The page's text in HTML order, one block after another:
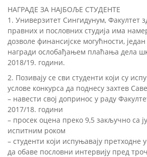
НАГРАДЕ ЗА НАЈБОЉЕ СТУДЕНТЕ
1. Универзитет Сингидунум, Факултет
правних и пословних студија има
дозволе финансијске могућности, један
награди ослобађањем плаћања дела
2018/19. години.
2. Позивају се сви студенти који су
услове конкурса да поднесу захтев
– навести свој допринос у раду
2017/18. години
– просек оцена преко 9,5 закључно са
испитним роком
– студенти који испуњавају претходне
да обаве пословни интервију пред